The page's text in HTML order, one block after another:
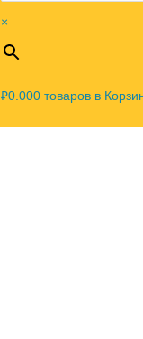
×
₽0.000товаров в